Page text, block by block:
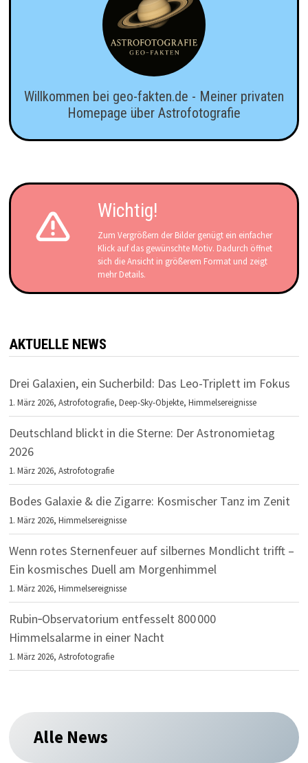
Willkommen bei geo-fakten.de - Meiner privaten
Homepage über Astrofotografie
Wichtig!
Zum Vergrößern der Bilder genügt ein einfacher
Klick auf das gewünschte Motiv. Dadurch öffnet
sich die Ansicht in größerem Format und zeigt
mehr Details.
AKTUELLE NEWS
Drei Galaxien, ein Sucherbild: Das Leo-Triplett im Fokus
1. März 2026,Astrofotografie,Deep-Sky-Objekte,Himmelsereignisse
Deutschland blickt in die Sterne: Der Astronomietag
2026
1. März 2026,Astrofotografie
Bodes Galaxie & die Zigarre: Kosmischer Tanz im Zenit
1. März 2026,Himmelsereignisse
Wenn rotes Sternenfeuer auf silbernes Mondlicht trifft –
Ein kosmisches Duell am Morgenhimmel
1. März 2026,Himmelsereignisse
Rubin‑Observatorium entfesselt 800 000
Himmelsalarme in einer Nacht
1. März 2026,Astrofotografie
Alle News